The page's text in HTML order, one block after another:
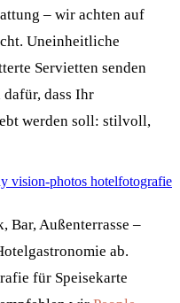
vision-photos hotelfotografie
– wir achten auf
Uneinheitliche
Servietten senden
dass Ihr
werden soll: stilvoll,
Bar, Außenterrasse –
ab.
für Speisekarte